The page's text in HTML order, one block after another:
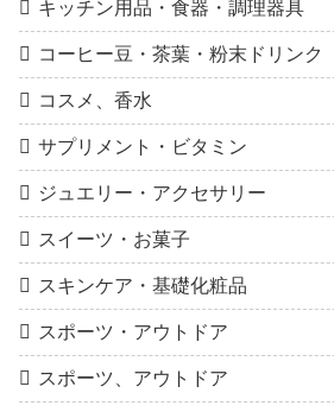
キッチン用品・食器・調理器具
コーヒー豆・茶葉・粉末ドリンク
コスメ、香水
サプリメント・ビタミン
ジュエリー・アクセサリー
スイーツ・お菓子
スキンケア・基礎化粧品
スポーツ・アウトドア
スポーツ、アウトドア